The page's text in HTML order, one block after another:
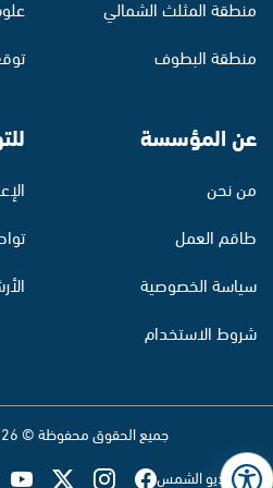
منطقة المثلث الشمالي
منطقة البطوف
عن المؤسسة
من نحن
طاقم العمل
سياسة الخصوصية
شروط الاستخدام
جميع الحقوق محفوظة © 2026 | موقع الشمس
تابع راديو الشمس